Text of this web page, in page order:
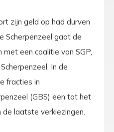
zijn geld op had durven
Scherpenzeel gaat de
een coalitie van SGP,
In de
fracties in
(GBS) een tot het
laatste verkiezingen.